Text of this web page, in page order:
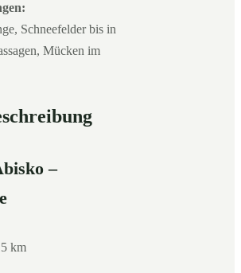
Schneefelder bis in
Mücken im
–
km